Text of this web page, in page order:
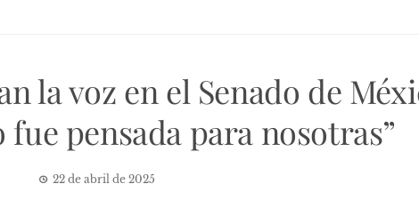
la voz en el Senado de
pensada para nosotras”
22 de abril de 2025